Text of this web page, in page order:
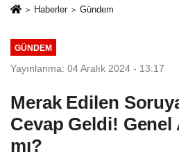
Haberler Gündem
GÜNDEM
Yayınlanma: 04 Aralık 2024 - 13:17
Merak Edilen
Cevap Geldi! Genel
mı?